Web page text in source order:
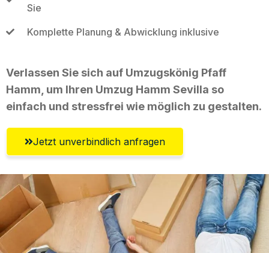
Sie
Komplette Planung & Abwicklung inklusive
Verlassen Sie sich auf Umzugskönig Pfaff
Hamm, um Ihren Umzug Hamm Sevilla so
einfach und stressfrei wie möglich zu gestalten.
Jetzt unverbindlich anfragen